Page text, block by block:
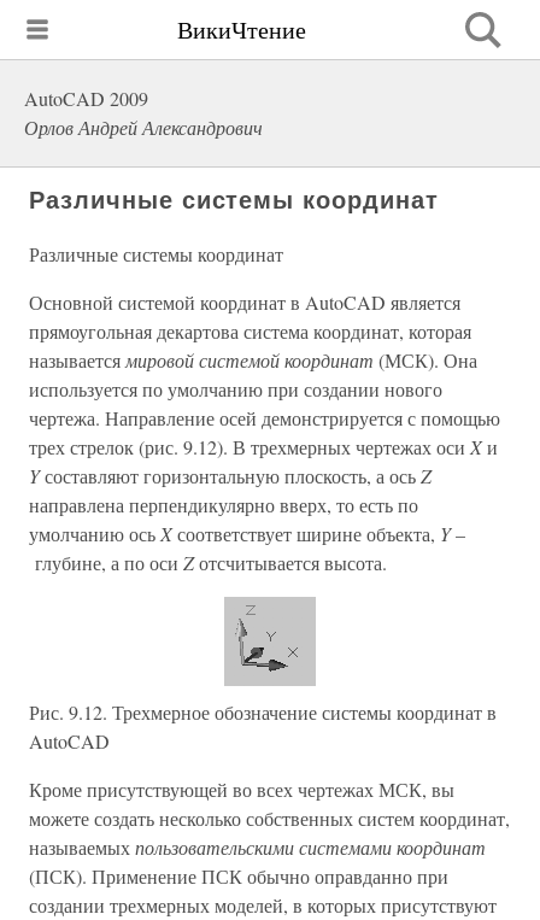
ВикиЧтение
AutoCAD 2009
Орлов Андрей Александрович
Различные системы координат
Различные системы координат
Основной системой координат в AutoCAD является
прямоугольная декартова система координат, которая
называется мировой системой координат (МСК). Она
используется по умолчанию при создании нового
чертежа. Направление осей демонстрируется с помощью
трех стрелок (рис. 9.12). В трехмерных чертежах оси Xи
Yсоставляют горизонтальную плоскость, а осьZ
направлена перпендикулярно вверх, то есть по
умолчанию ось Xсоответствует ширине объекта, Y–
глубине, а по оси Zотсчитывается высота.
Рис. 9.12. Трехмерное обозначение системы координат в
AutoCAD
Кроме присутствующей во всех чертежах МСК, вы
можете создать несколько собственных систем координат,
называемыхпользовательскими системами координат
(ПСК). Применение ПСК обычно оправданно при
создании трехмерных моделей, в которых присутствуют